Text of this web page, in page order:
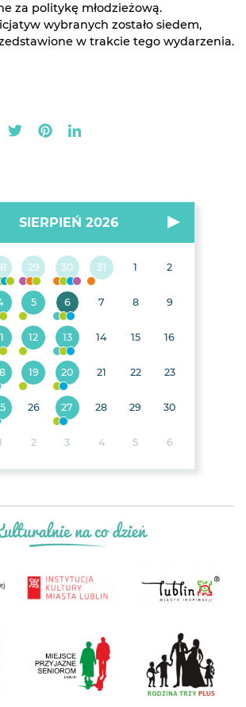
za politykę młodzieżową.
wybranych zostało siedem,
w trakcie tego wydarzenia.
SIERPIEŃ 2026
29 30 31 1 2
5 6 7 8 9
12 13 14 15 16
19 20 21 22 23
26 27 28 29 30
2 3 4 5 6